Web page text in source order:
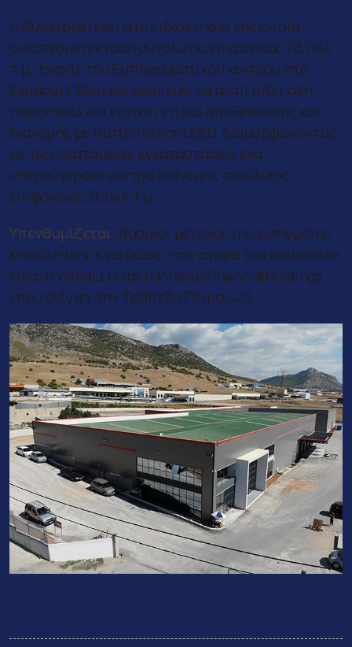
Η θυγατρική έχει στην ιδιοκτησία της ενιαία
οικοπεδική έκταση συνολικής επιφάνειας 78,7χιλ
τ.μ., έναντι του Εμπορευματικού κέντρου στο
Θριάσιο Πεδίο και σκοπεύει να αναπτύξει στη
παραπάνω νέα έκταση κτίριο αποθήκευσης και
διανομής με πιστοποίησηLEED, διαμορφώνοντας
με τις υφιστάμενες εγκαταστάσεις ένα
υπερσύγχρονο κέντρο διανομής συνολικής
επιφάνειας 31,3χιλ τ.μ.
Υπενθυμίζεται: Βασικοί μέτοχοι της εισηγμένης
επενδυτικής εταιρείας στην αγορά του realestate
είναι η WredLLC και η PiraeusFinancialHoldings
(που ελέγχει την Τράπεζα Πειραιώς).